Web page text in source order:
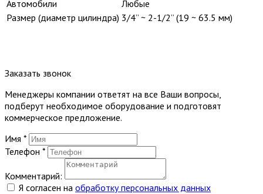
Автомобили
Любые
Размер (диаметр цилиндра) 3/4” ~ 2-1/2” (19 ~ 63.5 мм)
Заказать звонок
Менеджеры компании ответят на все Ваши вопросы,
подберут необходимое оборудование и подготовят
коммерческое предложение.
Имя *
Телефон *
Комментарий:
Я согласен на обработку персональных данных